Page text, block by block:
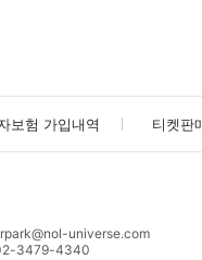
보험 가입내역 티켓판
universe.com
3479-4340